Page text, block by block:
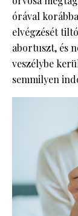
órával
elvégzését
abortuszt, és
veszélybe
semmilyen